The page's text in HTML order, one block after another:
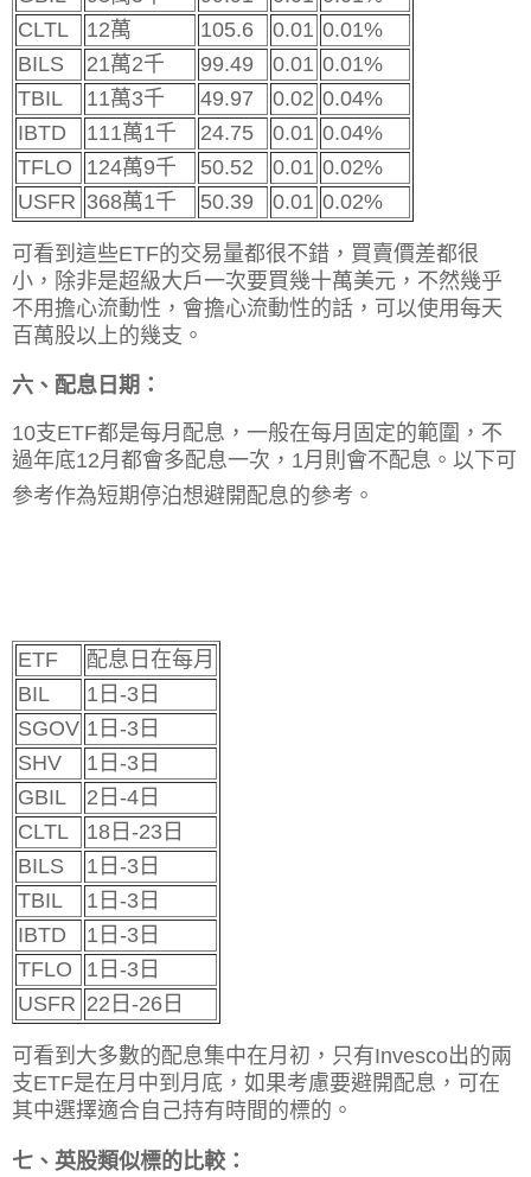
CLTL
12萬 105.6 0.01 0.01%
BILS
21萬2千 99.49 0.01 0.01%
TBIL
11萬3千 49.97 0.02 0.04%
IBTD
111萬1千 24.75 0.01 0.04%
TFLO
124萬9千 50.52 0.01 0.02%
USFR 368萬1千 50.39 0.01 0.02%
可看到這些ETF的交易量都很不錯，買賣價差都很
小，除非是超級大戶一次要買幾十萬美元，不然幾乎
不用擔心流動性，會擔心流動性的話，可以使用每天
百萬股以上的幾支。
六、配息日期：
10支ETF都是每月配息，一般在每月固定的範圍，不
過年底12月都會多配息一次，1月則會不配息。以下可
參考作為短期停泊想避開配息的參考。
ETF
配息日在每月
BIL
1日-3日
SGOV 1日-3日
SHV
1日-3日
GBIL
2日-4日
CLTL
18日-23日
BILS
1日-3日
TBIL
1日-3日
IBTD
1日-3日
TFLO
1日-3日
USFR 22日-26日
可看到大多數的配息集中在月初，只有Invesco出的兩
支ETF是在月中到月底，如果考慮要避開配息，可在
其中選擇適合自己持有時間的標的。
七、英股類似標的比較：